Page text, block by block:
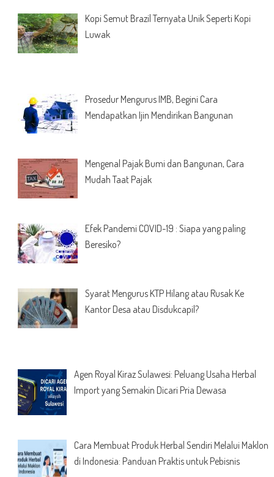
Kopi Semut Brazil Ternyata Unik Seperti Kopi
Luwak
Prosedur Mengurus IMB, Begini Cara
Mendapatkan Ijin Mendirikan Bangunan
Mengenal Pajak Bumi dan Bangunan, Cara
Mudah Taat Pajak
Efek Pandemi COVID-19 : Siapa yang paling
Beresiko?
Syarat Mengurus KTP Hilang atau Rusak Ke
Kantor Desa atau Disdukcapil?
Agen Royal Kiraz Sulawesi: Peluang Usaha Herbal
Import yang Semakin Dicari Pria Dewasa
Cara Membuat Produk Herbal Sendiri Melalui Maklon
di Indonesia: Panduan Praktis untuk Pebisnis